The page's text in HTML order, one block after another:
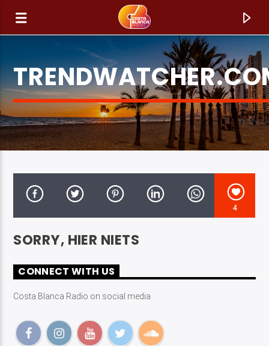
TITEL
4
SORRY, HIER NIETS
CONNECT WITH US
Costa Blanca Radio on social media